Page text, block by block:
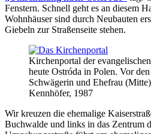
Fenstern. Schnell geht es an diesem
Wohnhäuser sind durch Neubauten
Giebeln zur Straßenseite stehen.
Kirchenportal der
heute Ostróda in Polen. Vor
Schwägerin und Ehefrau
Kennhöfer, 1987
Wir kreuzen die ehemalige
Buchwalde und links in das Zentrum